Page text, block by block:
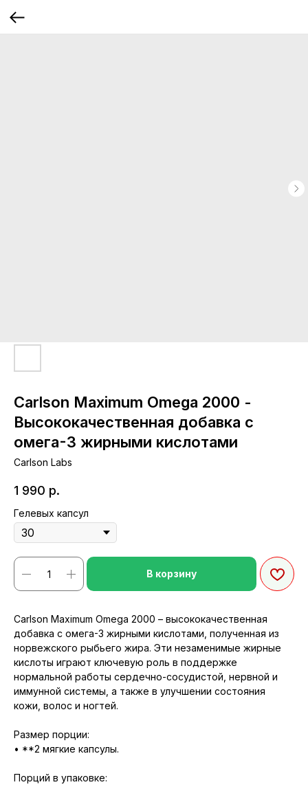
Carlson Maximum Omega 2000 -
Высококачественная добавка с
омега-3 жирными кислотами
Carlson Labs
1 990 р.
Гелевых капсул
В корзину
Carlson Maximum Omega 2000 – высококачественная
добавка с омега-3 жирными кислотами, полученная из
норвежского рыбьего жира. Эти незаменимые жирные
кислоты играют ключевую роль в поддержке
нормальной работы сердечно-сосудистой, нервной и
иммунной системы, а также в улучшении состояния
кожи, волос и ногтей.
Размер порции:
• **2 мягкие капсулы.
Порций в упаковке: